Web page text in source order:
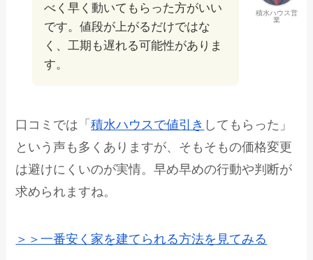
積水ハウス営
業
べく早く動いてもらった方がいい
です。値段が上がるだけではな
く、工期も遅れる可能性がありま
す。
口コミでは「積水ハウスで値引き してもらった」
という声も多くありますが、そもそもの価格変更
は避けにくいのが実情。早め早めの行動や判断が
求められますね。
＞＞一番安く家を建てられる方法を見てみる